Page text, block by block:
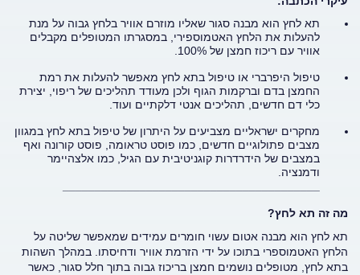
תא לחץ הוא מבנה סגור שאליו מוזרם אוויר בלחץ גבוה על מנת
להעלות את הלחץ האטמוספירי, במסגרתו המטופלים מקבלים
אוויר עם ריכוז חמצן של 100%.
טיפול היפרברי או טיפול בתא לחץ מאפשר להעלות את רמת
החמצן בדם וברקמות הגוף ולכן מעודד תהליכים של ריפוי, יצירת
כלי דם חדשים, תהליכים אנטי דלקתיים ועוד.
מחקרים ישראליים מצביעים על היתרון של טיפול בתא לחץ במגוון
מצבים פתולוגיים חדשים, כמו פוסט טראומה, פוסט קורונה ואף
במצבים של הידרדרות קוגניטיבית עם הגיל, כמו אלצהיימר
ודמנציה.
מה זה תא לחץ?
תא לחץ הוא מבנה אטום עשוי חומרים עמידים שמאפשר שליטה על
הלחץ האטמוספרי בתוכו על ידי הזרמת אוויר ודחיסתו. במהלך השהות
בתא לחץ, מטופלים נושמים חמצן בריכוז גבוה בתוך חלל סגור, כאשר